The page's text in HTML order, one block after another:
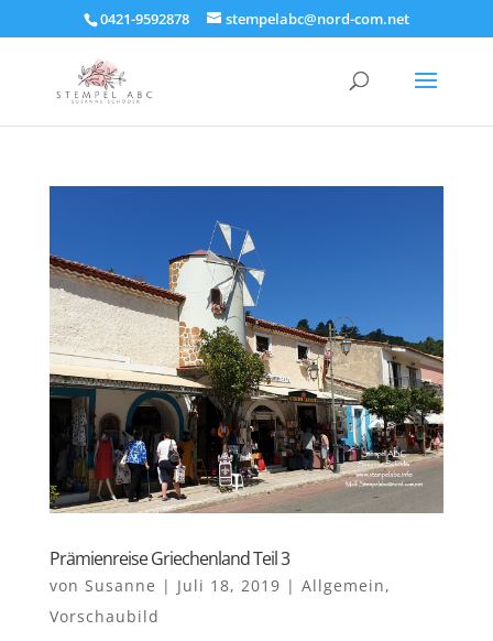
0421-9592878 stempelabc@nord-com.net
Prämienreise Griechenland Teil 3
von Susanne | Juli 18, 2019 | Allgemein,
Vorschaubild